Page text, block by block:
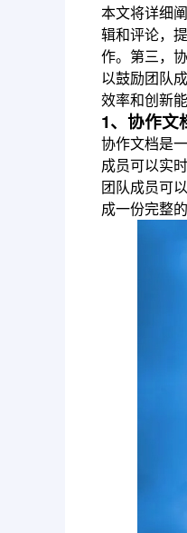
本文将详细
辑和评论，
作。第三，
以鼓励团队
效率和创新能
1、协作文
协作文档是
成员可以实
团队成员可
成一份完整